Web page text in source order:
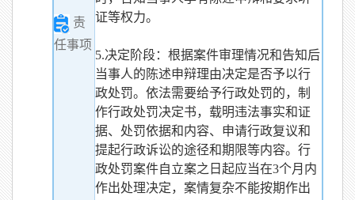
责
任事项
证等权力。
5.决定阶段：根据案件审理情况和告知后
当事人的陈述申辩理由决定是否予以行
政处罚。依法需要给予行政处罚的，制
作行政处罚决定书，载明违法事实和证
据、处罚依据和内容、申请行政复议和
提起行政诉讼的途径和期限等内容。行
政处罚案件自立案之日起应当在3个月内
作出处理决定，案情复杂不能按期作出